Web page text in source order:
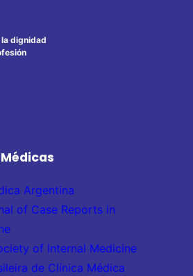
dignidad
Argentina
of Case Reports in
of Internal Medicine
de Clínica Médica